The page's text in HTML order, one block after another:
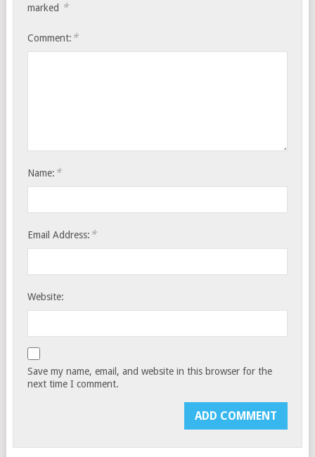
marked *
Comment: *
Name: *
Email Address: *
Website:
Save my name, email, and website in this browser for the
next time I comment.